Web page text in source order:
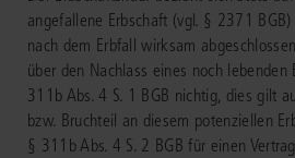
angefallene Erbschaft (vgl. § 2371
nach dem Erbfall wirksam
über den Nachlass eines noch lebenden
311b Abs. 4 S. 1 BGB nichtig, dies gilt
bzw. Bruchteil an diesem potenziellen
§ 311b Abs. 4 S. 2 BGB für einen